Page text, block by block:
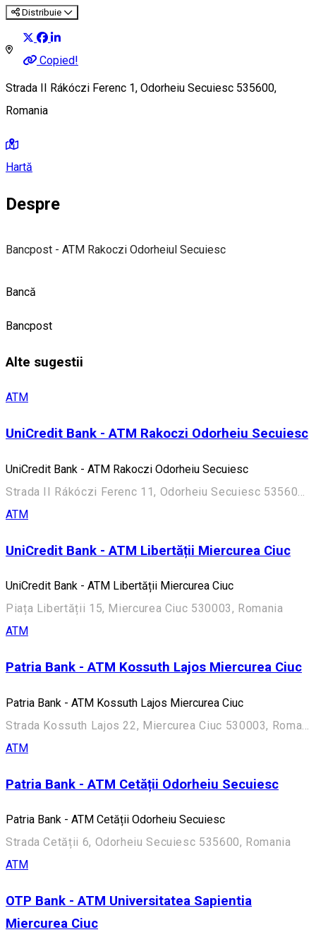
Distribuie
Copied!
Strada II Rákóczi Ferenc 1, Odorheiu Secuiesc 535600,
Romania
Hartă
Despre
Bancpost - ATM Rakoczi Odorheiul Secuiesc
Bancă
Bancpost
Alte sugestii
ATM
UniCredit Bank - ATM Rakoczi Odorheiu Secuiesc
UniCredit Bank - ATM Rakoczi Odorheiu Secuiesc
Strada II Rákóczi Ferenc 11, Odorheiu Secuiesc 535600, Romania
ATM
UniCredit Bank - ATM Libertății Miercurea Ciuc
UniCredit Bank - ATM Libertății Miercurea Ciuc
Piața Libertății 15, Miercurea Ciuc 530003, Romania
ATM
Patria Bank - ATM Kossuth Lajos Miercurea Ciuc
Patria Bank - ATM Kossuth Lajos Miercurea Ciuc
ATM
Patria Bank - ATM Cetății Odorheiu Secuiesc
Patria Bank - ATM Cetății Odorheiu Secuiesc
Strada Cetății 6, Odorheiu Secuiesc 535600, Romania
ATM
OTP Bank - ATM Universitatea Sapientia
Miercurea Ciuc